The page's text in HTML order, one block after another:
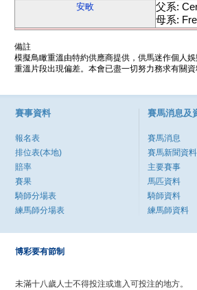
安畋
父系:
母系:
備註
模擬鳥瞰重溫由特約供應商提供，供馬迷作個人
重溫片段出現偏差。本會已盡一切努力務求有關
賽事資料
報名表
排位表(本地)
賠率
賽果
騎師分場表
練馬師分場表
賽馬消息及
賽馬消息
賽馬新聞資
主要賽事
馬匹資料
騎師資料
練馬師資料
博彩要有節制
未滿十八歲人士不得投注或進入可投注的地方。